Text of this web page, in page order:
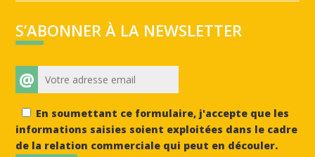
S’ABONNER À LA NEWSLETTER
@
En soumettant ce formulaire, j'accepte que les
informations saisies soient exploitées dans le cadre
de la relation commerciale qui peut en découler.